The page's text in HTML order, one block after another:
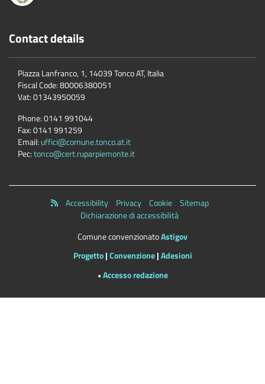
Contact details
Piazza Lanfranco, 1, 14039 Tonco AT, Italia
Fiscal Code:80006380051
Vat:01343950059
Phone:0141 991044
Fax:0141 991259
Email: uffici@comune.tonco.at.it
Pec:tonco@cert.ruparpiemonte.it
Accessibility Privacy Cookie
Sitemap
Dichiarazione di accessibilità
Comune convenzionatoAstigov
Progetto|Convenzione|Adesioni
•Accesso redazione